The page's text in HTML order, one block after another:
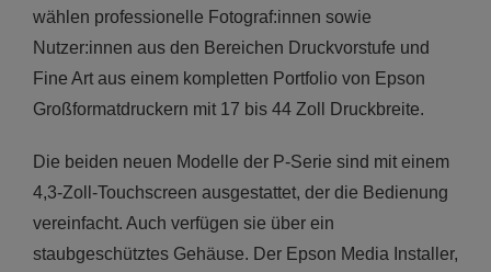
wählen professionelle Fotograf:innen sowie
Nutzer:innen aus den Bereichen Druckvorstufe und
Fine Art aus einem kompletten Portfolio von Epson
Großformatdruckern mit 17 bis 44 Zoll Druckbreite.
Die beiden neuen Modelle der P-Serie sind mit einem
4,3-Zoll-Touchscreen ausgestattet, der die Bedienung
vereinfacht. Auch verfügen sie über ein
staubgeschütztes Gehäuse. Der Epson Media Installer,